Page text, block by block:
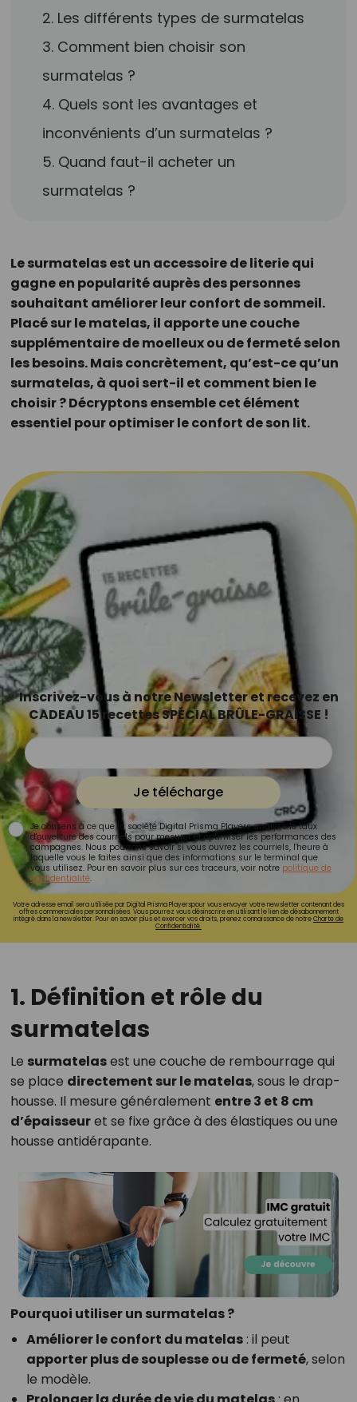
2. Les différents types de surmatelas
3. Comment bien choisir son
surmatelas ?
4. Quels sont les avantages et
inconvénients d’un surmatelas ?
5. Quand faut-il acheter un
surmatelas ?
Le surmatelas est un accessoire de literie qui
gagne en popularité auprès des personnes
souhaitant améliorer leur confort de sommeil.
Placé sur le matelas, il apporte une couche
supplémentaire de moelleux ou de fermeté selon
les besoins. Mais concrètement, qu’est-ce qu’un
surmatelas, à quoi sert-il et comment bien le
choisir ? Décryptons ensemble cet élément
essentiel pour optimiser le confort de son lit.
Inscrivez-vous à notre Newsletter et recevez en
CADEAU 15 recettes SPÉCIAL BRÛLE-GRAISSE !
Je télécharge
Je consens à ce que la société Digital Prisma Players analyse le taux
d'ouverture des courriels pour mesurer et optimiser les performances des
campagnes. Nous pourrons savoir si vous ouvrez les courriels, l'heure à
laquelle vous le faites ainsi que des informations sur le terminal que
vous utilisez. Pour en savoir plus sur ces traceurs, voir notre politique de
confidentialité.
Votre adresse email sera utilisée par Digital Prisma Playerspour vous envoyer votre newsletter contenant des
offres commerciales personnalisées. Vous pourrez vous désinscrire en utilisant le lien de désabonnement
intégré dans la newsletter. Pour en savoir plus et exercer vos droits, prenez connaissance de notreCharte de
Confidentialité.
1. Définition et rôle du
surmatelas
Le surmatelasest une couche de rembourrage qui
se place directement sur le matelas, sous le drap-
housse. Il mesure généralement entre 3 et 8 cm
d’épaisseuret se fixe grâce à des élastiques ou une
housse antidérapante.
Pourquoi utiliser un surmatelas ?
Améliorer le confort du matelas: il peut
apporter plus de souplesse ou de fermeté, selon
le modèle.